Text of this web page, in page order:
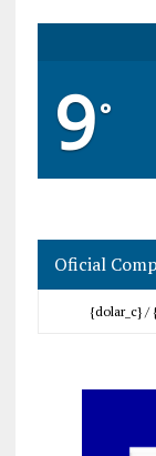
9°
Oficial
{dolar_c} /